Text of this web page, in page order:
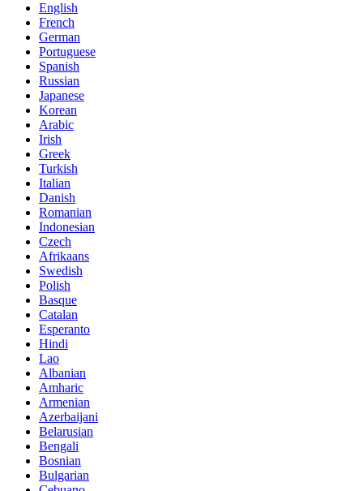
English
French
German
Portuguese
Spanish
Russian
Japanese
Korean
Arabic
Irish
Greek
Turkish
Italian
Danish
Romanian
Indonesian
Czech
Afrikaans
Swedish
Polish
Basque
Catalan
Esperanto
Hindi
Lao
Albanian
Amharic
Armenian
Azerbaijani
Belarusian
Bengali
Bosnian
Bulgarian